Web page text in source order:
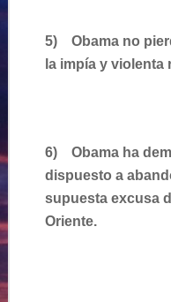
5)
Obama no
la impía y violenta
6)
Obama ha
dispuesto a
supuesta excusa
Oriente.